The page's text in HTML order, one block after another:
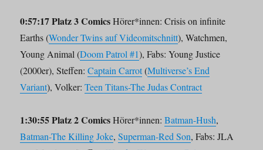
0:57:17 Platz 3 ComicsHörer*innen: Crisis on infinite
Earths (Wonder Twins auf Videomitschnitt), Watchmen,
Young Animal (Doom Patrol #1), Fabs: Young Justice
(2000er), Steffen:Captain Carrot(Multiverse’s End
Variant), Volker:Teen Titans-The Judas Contract
1:30:55 Platz 2 ComicsHörer*innen:Batman-Hush,
Batman-The Killing Joke,Superman-Red Son, Fabs: JLA